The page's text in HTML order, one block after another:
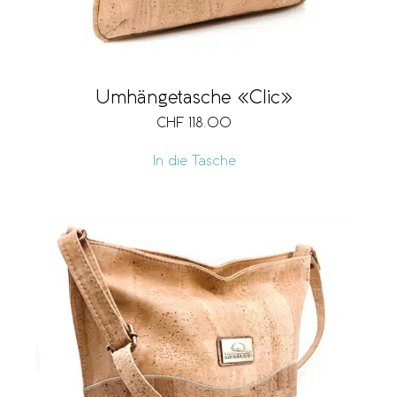
Umhängetasche «Clic»
CHF 118.00
In die Tasche